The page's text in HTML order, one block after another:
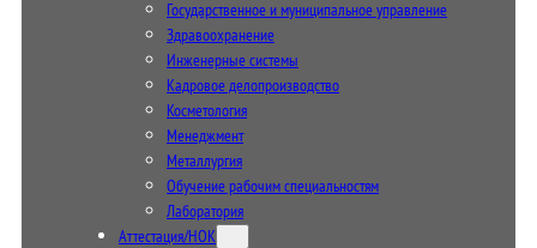
Государственное и муниципальное управление
Здравоохранение
Инженерные системы
Кадровое делопроизводство
Косметология
Менеджмент
Металлургия
Обучение рабочим специальностям
Лаборатория
Аттестация/НОК